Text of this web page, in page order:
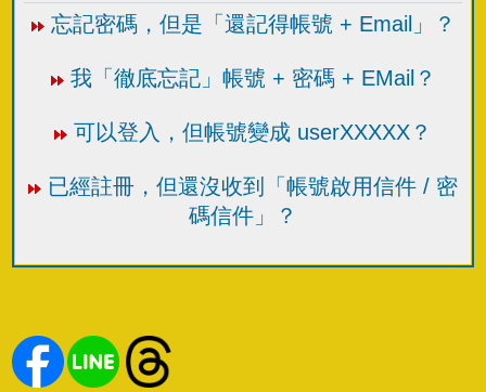
忘記密碼，但是「還記得帳號 + Email」？
我「徹底忘記」帳號 + 密碼 + EMail？
可以登入，但帳號變成 userXXXXX？
已經註冊，但還沒收到「帳號啟用信件 / 密
碼信件」？